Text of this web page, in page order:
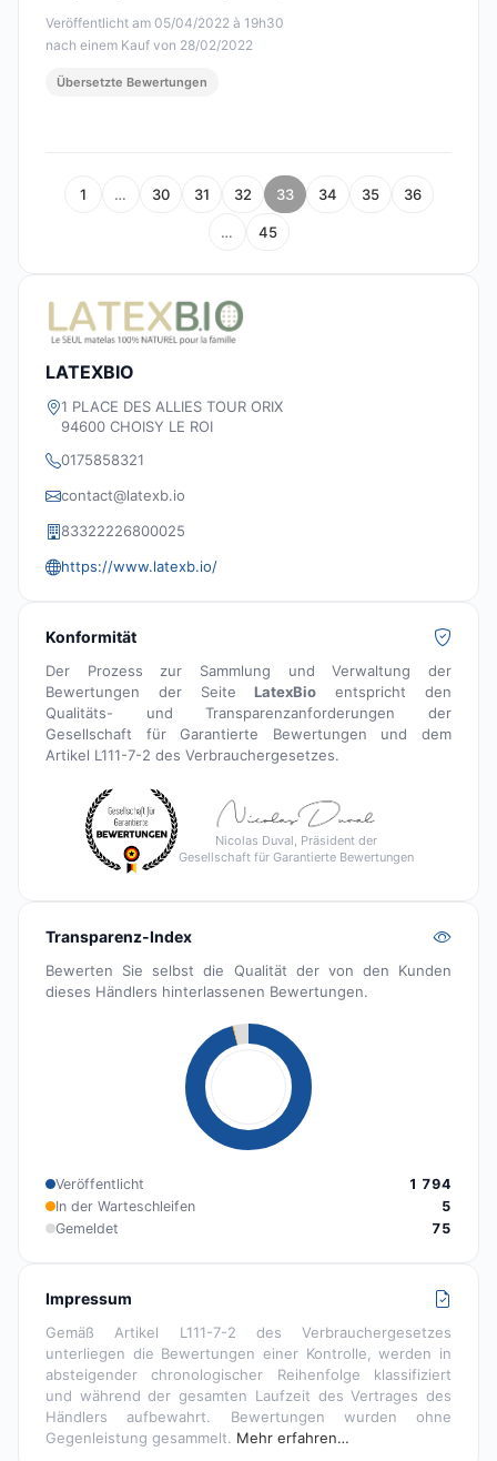
Veröffentlicht am 05/04/2022 à 19h30
nach einem Kauf von 28/02/2022
Übersetzte Bewertungen
1 … 30 31 32 33 34 35 36
… 45
LATEXBIO
1 PLACE DES ALLIES TOUR ORIX
94600 CHOISY LE ROI
0175858321
contact@latexb.io
83322226800025
https://www.latexb.io/
Konformität
Der Prozess zur Sammlung und Verwaltung der
Bewertungen der SeiteLatexBio entspricht den
Qualitäts- und Transparenzanforderungen der
Gesellschaft für Garantierte Bewertungen und dem
Artikel L111-7-2 des Verbrauchergesetzes.
Nicolas Duval, Präsident der
Gesellschaft für Garantierte Bewertungen
Transparenz-Index
Bewerten Sie selbst die Qualität der von den Kunden
dieses Händlers hinterlassenen Bewertungen.
Veröffentlicht
1 794
In der Warteschleifen
5
Gemeldet
75
Impressum
Gemäß Artikel L111-7-2 des Verbrauchergesetzes
unterliegen die Bewertungen einer Kontrolle, werden in
absteigender chronologischer Reihenfolge klassifiziert
und während der gesamten Laufzeit des Vertrages des
Händlers aufbewahrt. Bewertungen wurden ohne
Gegenleistung gesammelt. Mehr erfahren…